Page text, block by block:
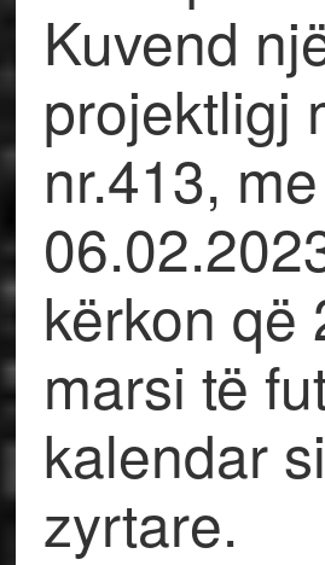
Kuvend
projektligj
nr.413, me
kërkon që
marsi të
kalendar
zyrtare.